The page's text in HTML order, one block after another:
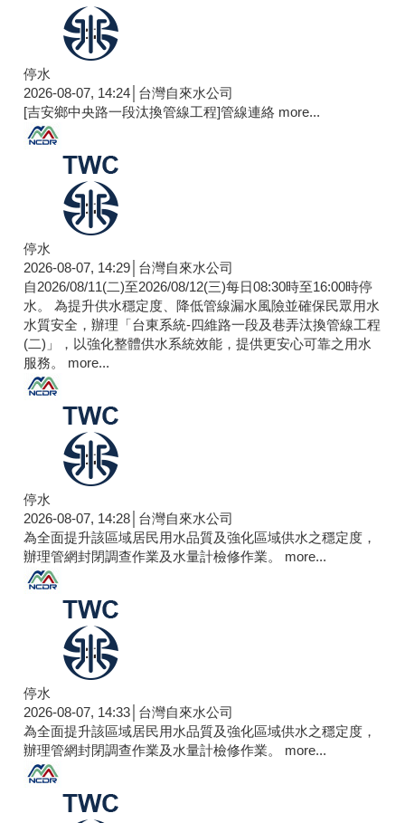
停水
2026-08-07, 14:24│台灣自來水公司
[吉安鄉中央路一段汰換管線工程]管線連絡 more...
停水
2026-08-07, 14:29│台灣自來水公司
自2026/08/11(二)至2026/08/12(三)每日08:30時至16:00時停
水。 為提升供水穩定度、降低管線漏水風險並確保民眾用水
水質安全，辦理「台東系統-四維路一段及巷弄汰換管線工程
(二)」，以強化整體供水系統效能，提供更安心可靠之用水
服務。 more...
停水
2026-08-07, 14:28│台灣自來水公司
為全面提升該區域居民用水品質及強化區域供水之穩定度，
辦理管網封閉調查作業及水量計檢修作業。 more...
停水
2026-08-07, 14:33│台灣自來水公司
為全面提升該區域居民用水品質及強化區域供水之穩定度，
辦理管網封閉調查作業及水量計檢修作業。 more...